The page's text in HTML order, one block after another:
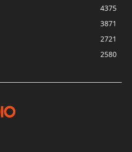
4375
3871
2721
2580